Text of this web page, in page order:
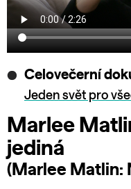
Celovečerní
Jeden svět pro
Marlee
jediná
(Marlee Matlin: